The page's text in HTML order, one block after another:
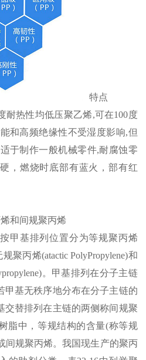
特点
耐热性均低压聚乙烯,可在100度
和高频绝缘性不受湿度影响,但
适于制作一般机械零件,耐腐蚀零
，燃烧时底部有蓝火，部有红
和间规聚丙烯
甲基排列位置分为等规聚丙烯
规聚丙烯(atactic PolyPropylene)和
。甲基排列在分子主链
甲基无秩序地分布在分子主链的
交替排列在主链的两侧称间规聚
脂中，等规结构的含量(称等规
间规聚丙烯。我国现生产的聚丙